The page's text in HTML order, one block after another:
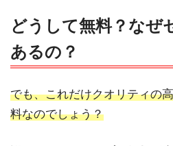
どうして無料？なぜ
あるの？
でも、これだけクオリティの
料なのでしょう？